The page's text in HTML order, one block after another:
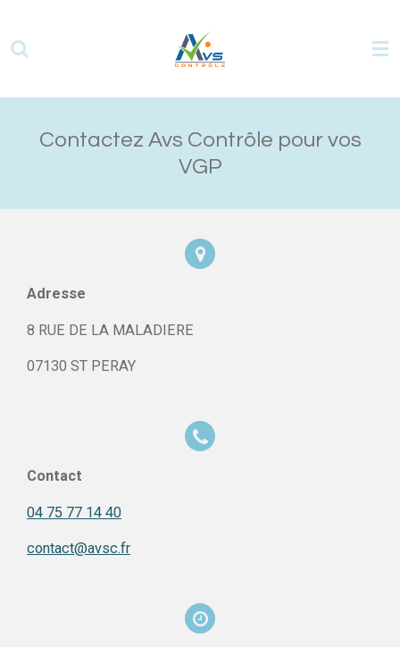
au
contenu
Contactez Avs Contrôle pour vos
VGP
Adresse
8 RUE DE LA MALADIERE
07130 ST PERAY
Contact
04 75 77 14 40
contact@avsc.fr